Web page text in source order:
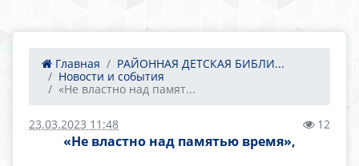
Главная
РАЙОННАЯ ДЕТСКАЯ БИБЛИ...
Новости и события
«Не властно над памят...
23.03.2023 11:48 12
«Не властно над памятью время»,